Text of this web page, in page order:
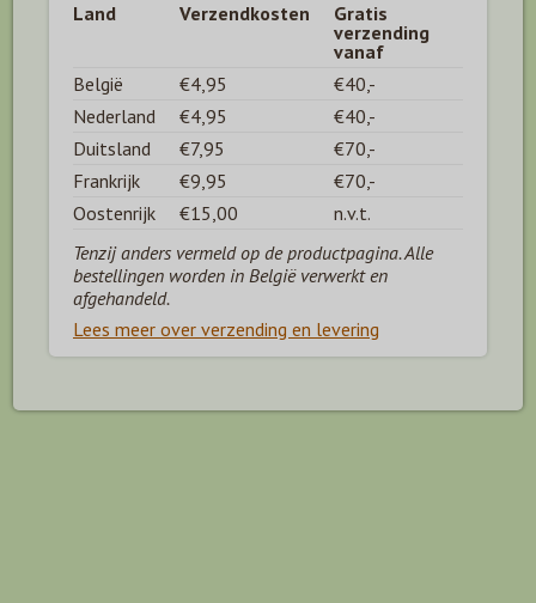
Land Verzendkosten
Gratis
verzending
vanaf
België
€4,95
€40,-
Nederland
€4,95
€40,-
Duitsland
€7,95
€70,-
Frankrijk
€9,95
€70,-
Oostenrijk
€15,00
n.v.t.
Tenzij anders vermeld op de productpagina. Alle
bestellingen worden in België verwerkt en
afgehandeld.
Lees meer over verzending en levering